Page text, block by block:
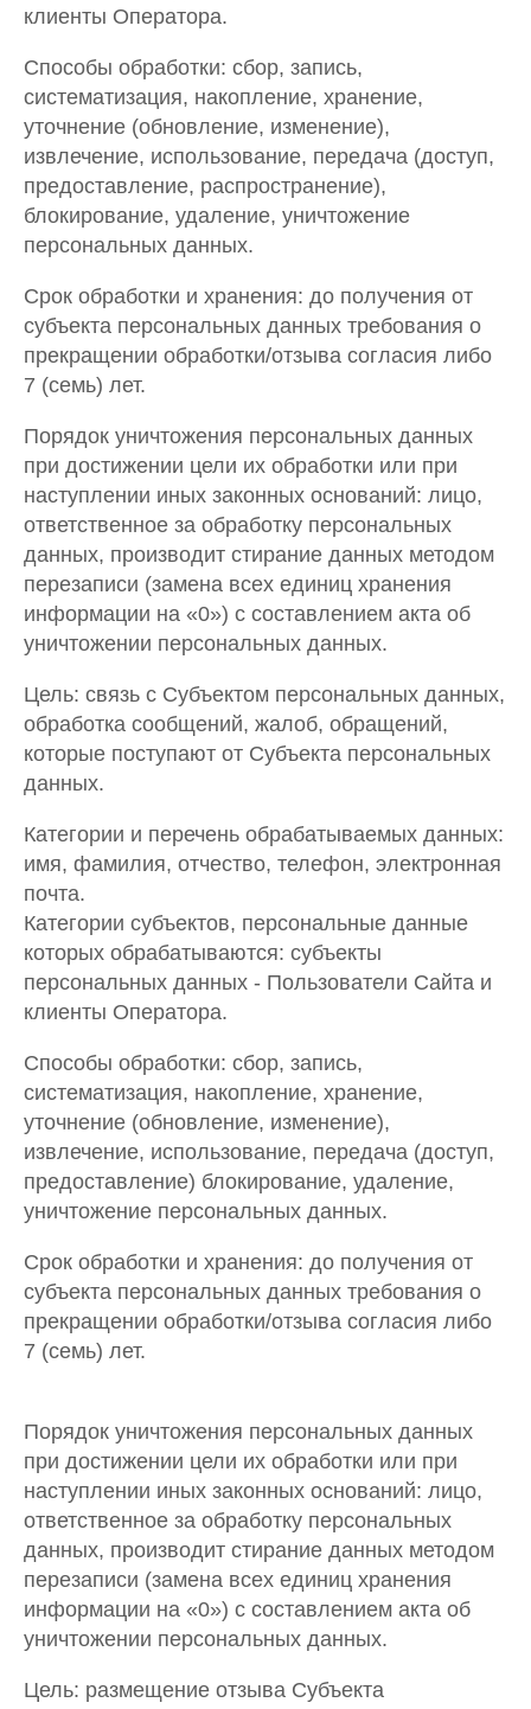
клиенты Оператора.
Способы обработки: сбор, запись,
систематизация, накопление, хранение,
уточнение (обновление, изменение),
извлечение, использование, передача (доступ,
предоставление, распространение),
блокирование, удаление, уничтожение
персональных данных.
Срок обработки и хранения: до получения от
субъекта персональных данных требования о
прекращении обработки/отзыва согласия либо
7 (семь) лет.
Порядок уничтожения персональных данных
при достижении цели их обработки или при
наступлении иных законных оснований: лицо,
ответственное за обработку персональных
данных, производит стирание данных методом
перезаписи (замена всех единиц хранения
информации на «0») с составлением акта об
уничтожении персональных данных.
Цель: связь с Субъектом персональных данных,
обработка сообщений, жалоб, обращений,
которые поступают от Субъекта персональных
данных.
Категории и перечень обрабатываемых данных:
имя, фамилия, отчество, телефон, электронная
почта.
Категории субъектов, персональные данные
которых обрабатываются: субъекты
персональных данных - Пользователи Сайта и
клиенты Оператора.
Способы обработки: сбор, запись,
систематизация, накопление, хранение,
уточнение (обновление, изменение),
извлечение, использование, передача (доступ,
предоставление) блокирование, удаление,
уничтожение персональных данных.
Срок обработки и хранения: до получения от
субъекта персональных данных требования о
прекращении обработки/отзыва согласия либо
7 (семь) лет.
Порядок уничтожения персональных данных
при достижении цели их обработки или при
наступлении иных законных оснований: лицо,
ответственное за обработку персональных
данных, производит стирание данных методом
перезаписи (замена всех единиц хранения
информации на «0») с составлением акта об
уничтожении персональных данных.
Цель: размещение отзыва Субъекта